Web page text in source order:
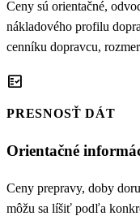
Ceny sú orientačné,
nákladového profilu
cenníku dopravcu,
fact_check
PRESNOSŤ DÁT
Orientačné
Ceny prepravy, doby
môžu sa líšiť podľa